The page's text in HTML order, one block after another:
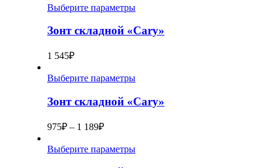
Выберите параметры
Зонт складной «Cary»
1 545₽
Выберите параметры
Зонт складной «Cary»
975₽ – 1 189₽
Выберите параметры